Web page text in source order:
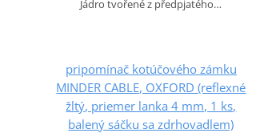
Jádro tvořené z předpjatého…
pripomínač kotúčového zámku
MINDER CABLE, OXFORD (reflexné
žltý, priemer lanka 4 mm, 1 ks,
balený sáčku sa zdrhovadlem)